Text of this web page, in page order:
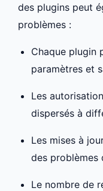
des plugins peut
problèmes :
Chaque plugin
paramètres et
Les
dispersés à
Les mises à
des problèmes
Le nombre de